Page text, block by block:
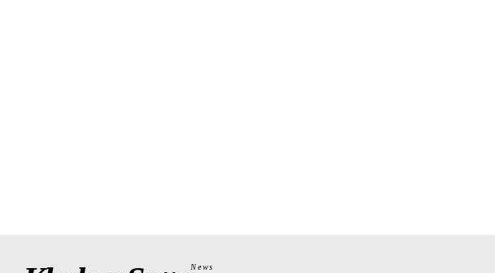
News